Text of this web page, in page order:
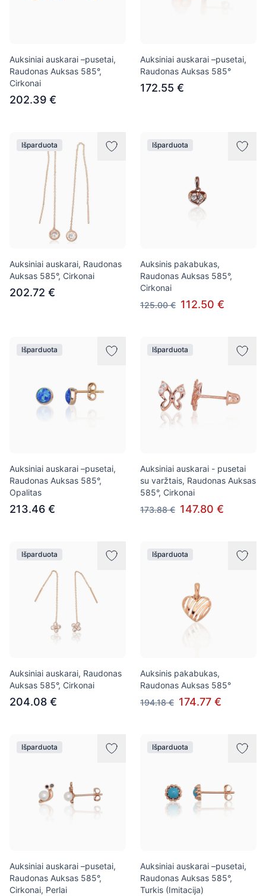
Auksiniai auskarai –pusetai,
Raudonas Auksas 585°,
Cirkonai
202.39 €
Auksiniai auskarai –pusetai,
Raudonas Auksas 585°
172.55 €
Išparduota
Auksiniai auskarai, Raudonas
Auksas 585°, Cirkonai
202.72 €
Išparduota
Auksinis pakabukas,
Raudonas Auksas 585°,
Cirkonai
125.00 € 112.50 €
Išparduota
Auksiniai auskarai –pusetai,
Raudonas Auksas 585°,
Opalitas
213.46 €
Išparduota
Auksiniai auskarai - pusetai
su varžtais, Raudonas Auksas
585°, Cirkonai
173.88 € 147.80 €
Išparduota
Auksiniai auskarai, Raudonas
Auksas 585°, Cirkonai
204.08 €
Išparduota
Auksinis pakabukas,
Raudonas Auksas 585°
194.18 € 174.77 €
Išparduota
Auksiniai auskarai –pusetai,
Raudonas Auksas 585°,
Cirkonai, Perlai
Išparduota
Auksiniai auskarai –pusetai,
Raudonas Auksas 585°,
Turkis (Imitacija)